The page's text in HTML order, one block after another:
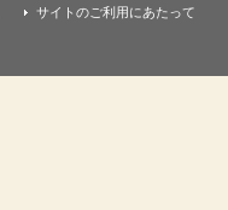
サイトのご利用にあたって